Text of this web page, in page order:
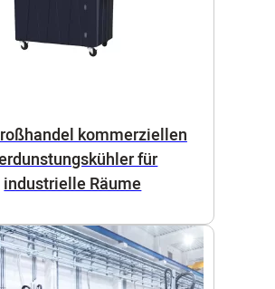
kommerziellen
für
industrielle Räume